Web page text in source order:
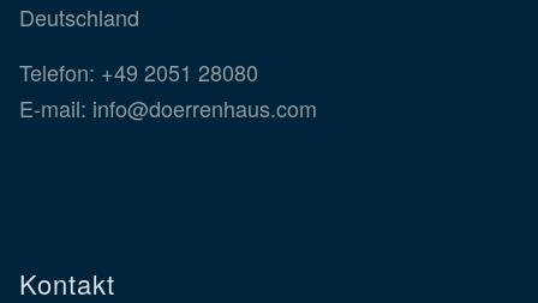
Deutschland
Telefon: +49 2051 28080
E-mail: info@doerrenhaus.com
Kontakt